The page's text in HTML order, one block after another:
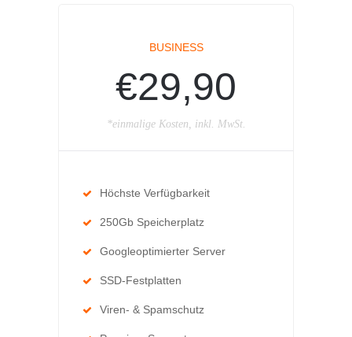
BUSINESS
€29,90
*einmalige Kosten, inkl. MwSt.
Höchste Verfügbarkeit
250Gb Speicherplatz
Googleoptimierter Server
SSD-Festplatten
Viren- & Spamschutz